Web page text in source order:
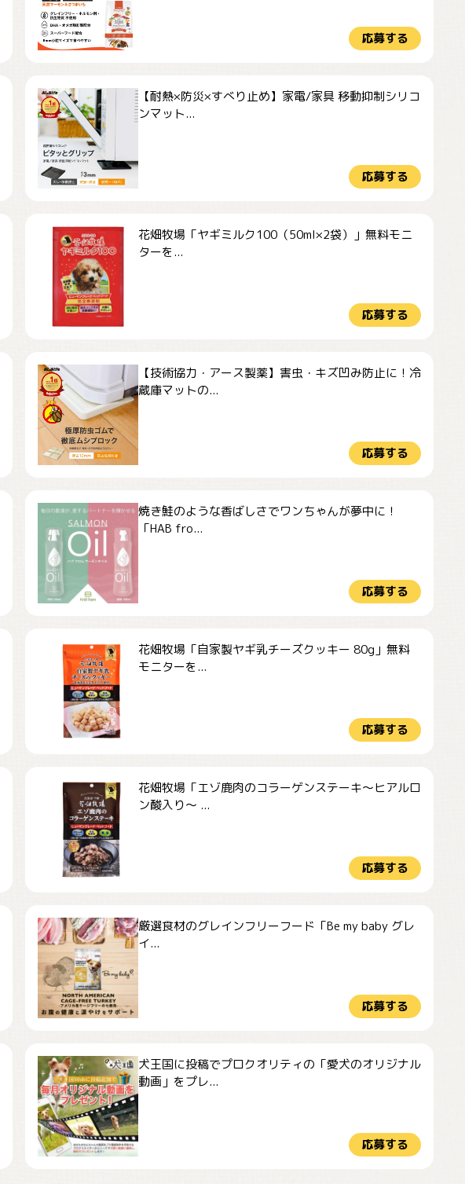
応募する
【耐熱×防災×すべり止め】家電/家具 移動抑制シリコ
ンマット...
応募する
花畑牧場「ヤギミルク100（50ml×2袋）」無料モニ
ターを...
応募する
【技術協力・アース製薬】害虫・キズ凹み防止に！冷
蔵庫マットの...
応募する
焼き鮭のような香ばしさでワンちゃんが夢中に！
「HAB fro...
応募する
花畑牧場「自家製ヤギ乳チーズクッキー 80g」無料
モニターを...
応募する
花畑牧場「エゾ鹿肉のコラーゲンステーキ～ヒアルロ
ン酸入り～ ...
応募する
厳選食材のグレインフリーフード「Be my baby グレ
イ...
応募する
犬王国に投稿でプロクオリティの「愛犬のオリジナル
動画」をプレ...
応募する